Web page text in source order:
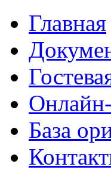
Главная
База